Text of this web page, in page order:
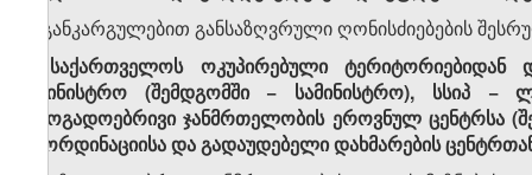
ამ განკარგულებით განსაზღვრული ღონისძიებების
1. საქართველოს ოკუპირებული
სამინისტრო (შემდგომში − სამინისტრო), სსიპ
საზოგადოებრივი ჯანმრთელობის ეროვნულ ცენტრსა
კოორდინაციისა და გადაუდებელი დახმარების